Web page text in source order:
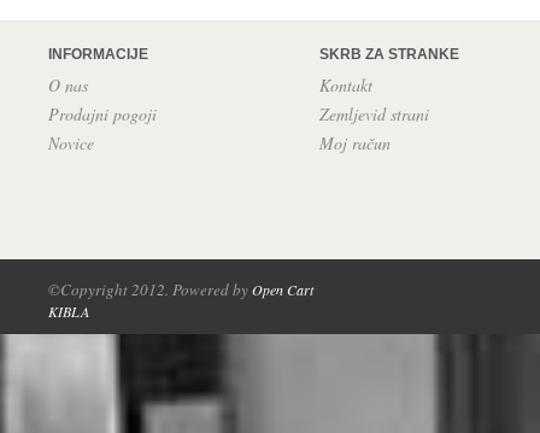
INFORMACIJE
O nas
Prodajni pogoji
Novice
SKRB ZA STRANKE
Kontakt
Zemljevid strani
Moj račun
©Copyright 2012. Powered byOpen Cart
KIBLA